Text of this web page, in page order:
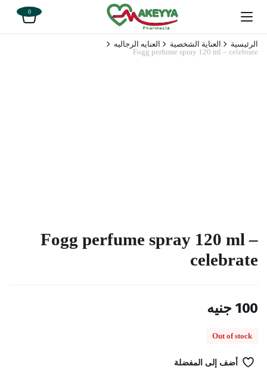
0
الرئيسية العناية الشخصية
العنايه الرجاليه
Fogg perfume spray 120 ml – celebrate
Fogg perfume spray 120 ml –
celebrate
100 جنيه
Out of stock
أضف إلى المفضلة